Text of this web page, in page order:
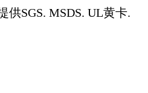
供SGS. MSDS. UL黄卡.